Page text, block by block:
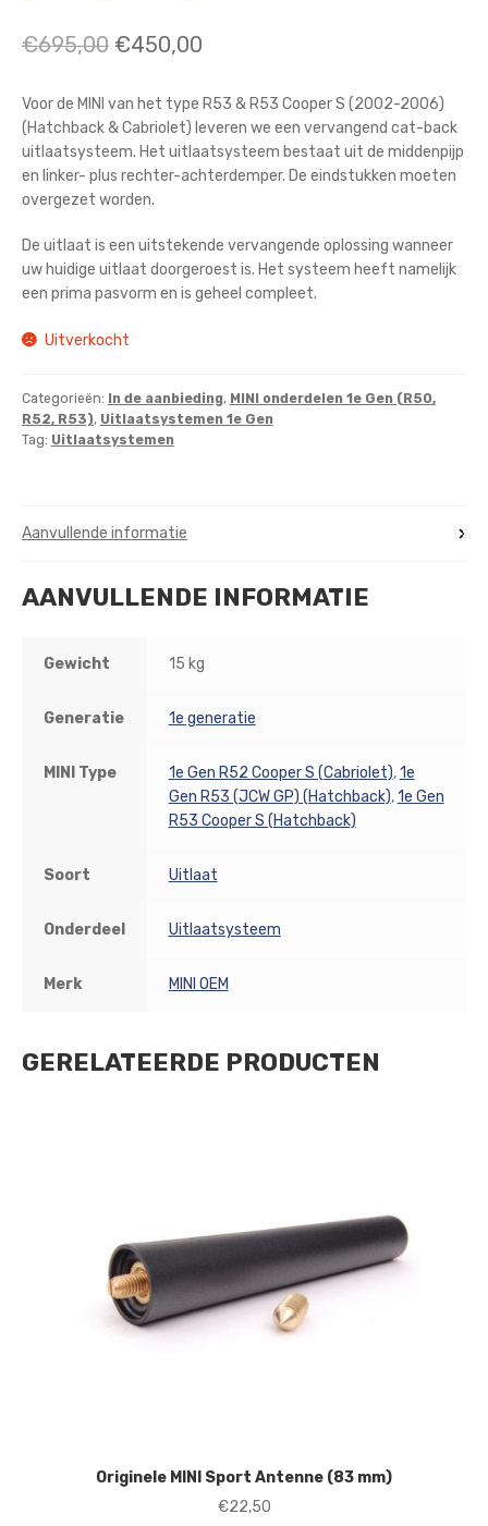
€695,00 Oorspronkelijke
was:
€695,00.
€450,00Huidige
is:
€450,00.
Voor de MINI van het type R53 & R53 Cooper S (2002-2006)
(Hatchback & Cabriolet) leveren we een vervangend cat-back
uitlaatsysteem. Het uitlaatsysteem bestaat uit de middenpijp
en linker- plus rechter-achterdemper. De eindstukken moeten
overgezet worden.
De uitlaat is een uitstekende vervangende oplossing wanneer
uw huidige uitlaat doorgeroest is. Het systeem heeft namelijk
een prima pasvorm en is geheel compleet.
Uitverkocht
Categorieën: In de aanbieding, MINI onderdelen 1e Gen (R50,
R52, R53), Uitlaatsystemen 1e Gen
Tag: Uitlaatsystemen
Aanvullende informatie
AANVULLENDE INFORMATIE
Gewicht 15 kg
Generatie 1e generatie
MINI Type 1e Gen R52 Cooper S (Cabriolet),1e
Gen R53 (JCW GP) (Hatchback),1e Gen
R53 Cooper S (Hatchback)
Soort Uitlaat
Onderdeel Uitlaatsysteem
Merk MINI OEM
GERELATEERDE PRODUCTEN
Originele MINI Sport Antenne (83 mm)
€22,50